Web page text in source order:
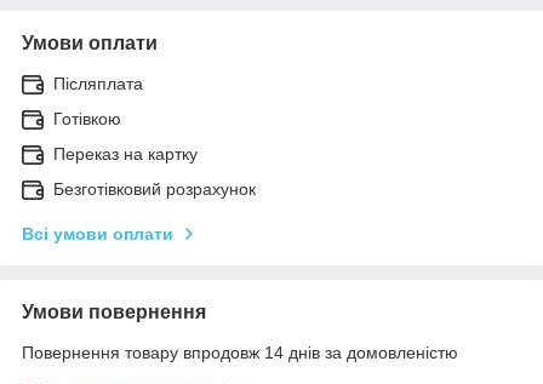
Умови оплати
Післяплата
Готівкою
Переказ на картку
Безготівковий розрахунок
Всі умови оплати
Умови повернення
Повернення товару впродовж 14 днів за домовленістю